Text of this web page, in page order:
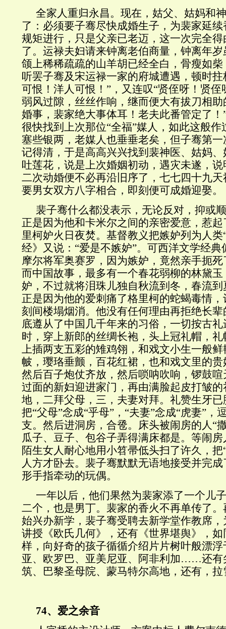
全家人重归永昌。现在，姑父、姑妈和
了：必须要子骞尽快成婚生子，为裴家延
规矩进行，只是父亲已老迈，这一次完全
了。运禄夫妇请来钟离老伯商量，钟离年
颌上稀稀疏疏的山羊胡已经全白，骨瘦如
听罢子骞及宋运禄一家的府城遭遇，顿时
可恨！洋人可恨！”，又连叹“贤侄呀！贤侄
弱风过隙，丝丝作响，继而便大有拔刀相
婚事，裴家绝大事体耳！老夫此番管定了
很快找到上次那位“全福”媒人，如此这般
塞些银两，老媒人也垂垂老矣，但子骞第
记得清，于是高高兴兴找到裴神医、姑妈
吐莲花，说是上次婚姻初动，遇灾未遂，
二次动婚便不必再沿旧序了，七七四十九
要男女双方八字相合，即刻便可成婚迎娶。
裴子骞什么都没表示，无论反对，抑或
正是因为他和卡米尔之间的亲密爱意，惹
里柯妒火日夜焚。基督教义把嫉妒列为人类
经》又说：“爱是不嫉妒”。可西洋文学经
摩尔将军奥赛罗，因为嫉妒，竟然亲手扼
而中国故事，最多有一个春花弱柳的林黛
妒，不过就将泪珠儿独自秋流到冬，春流
正是因为他的爱刺痛了格里柯的蛇蝎毒情
刻间楼塌烟消。他没有任何理由再拒绝长
底遵从了中国几千年来的习俗，一切按古
时，穿上新郎的丝绸长袍，头上冠礼帽，
上插两支五彩的雉鸡翎，和戏文小生一般
帔，璎珞垂颤，百花红裙，也和戏文里的
然后百子炮仗齐放，然后唢呐吹响，锣鼓
过面的新妇迎进家门，再由满脸起皮打皱
地，二拜父母，三，夫妻对拜。礼赞生牙
把“父母”念成“乎母”，“夫妻”念成“虎妻”，
支。然后进洞房，合卺。床头被闹房的人“
瓜子、豆子、包谷子弄得满床都是。等闹
陌生女人耐心地用小笤帚低头扫了许久，把
人方才卧去。裴子骞默默无语地接受并完
形手指牵动的玩偶。
一年以后，他们果然为裴家添了一个儿
二个，也是男丁。裴家的香火不再单传了
始兴办新学，裴子骞受聘去新学堂作教席
讲授《欧氏几何》，还有《世界堪舆》，
样，向好奇的孩子循循介绍片片树叶般漂
亚、欧罗巴、亚美尼亚、阿非利加……还有
筑、巴黎圣母院、蒙马特尔高地，还有，
74、爱之余音